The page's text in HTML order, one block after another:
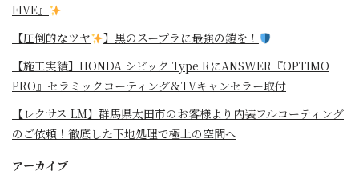
FIVE』
【圧倒的なツヤ
】黒のスープラに最強の鎧を！
⁡【施工実績】HONDA シビック Type RにANSWER『OPTIMO
PRO』セラミックコーティング＆TVキャンセラー取付
【レクサス LM】群馬県太田市のお客様より内装フルコーティング
のご依頼！徹底した下地処理で極上の空間へ
アーカイブ